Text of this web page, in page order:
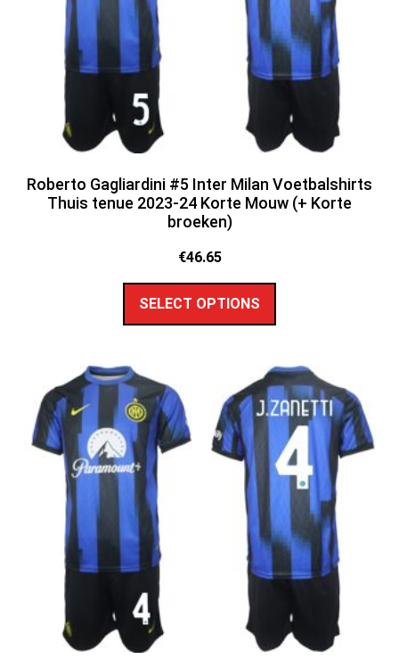
Roberto Gagliardini #5 Inter Milan Voetbalshirts
Thuis tenue 2023-24 Korte Mouw (+ Korte
broeken)
€46.65
SELECT OPTIONS